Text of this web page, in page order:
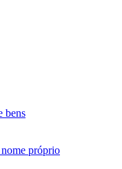
bens
próprio